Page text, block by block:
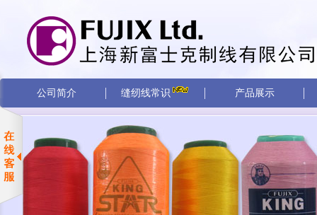
公司简介 缝纫线常识 产品展示